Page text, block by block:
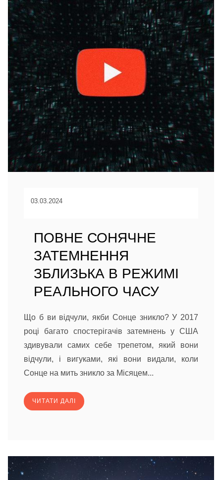
03.03.2024
ПОВНЕ СОНЯЧНЕ
ЗАТЕМНЕННЯ
ЗБЛИЗЬКА В РЕЖИМІ
РЕАЛЬНОГО ЧАСУ
Що б ви відчули, якби Сонце зникло? У 2017
році багато спостерігачів затемнень у США
здивували самих себе трепетом, який вони
відчули, і вигуками, які вони видали, коли
Сонце на мить зникло за Місяцем...
ЧИТАТИ ДАЛІ